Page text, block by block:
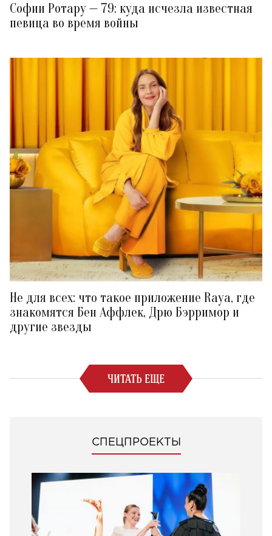
Софии Ротару — 79: куда исчезла известная
певица во время войны
Не для всех: что такое приложение Raya, где
знакомятся Бен Аффлек, Дрю Бэрримор и
другие звезды
ЧИТАТЬ ЕЩЕ
СПЕЦПРОЕКТЫ